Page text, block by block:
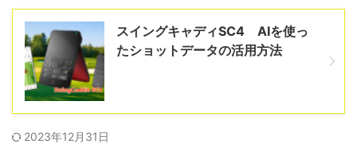
スイングキャディSC4 AIを使っ
たショットデータの活用方法
2023年12月31日